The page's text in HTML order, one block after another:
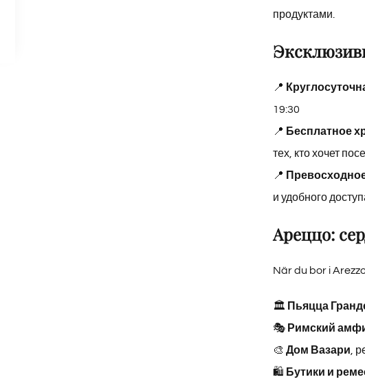
продуктами.
📍
19:30
📍 Бесплатное
тех, кто хочет
📍
и удобного
Ареццо:
När du bor i
🏛 Пьяцца
🎭 Римский
🎨 Дом Вазари ,
🛍 Бутики и